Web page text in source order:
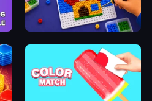
Screw Sorting